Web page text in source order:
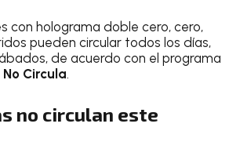
con holograma doble cero, cero,
pueden circular todos los días,
de acuerdo con el programa
No Circula.
no circulan este